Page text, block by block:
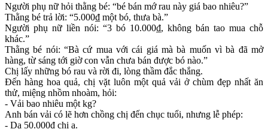
Người phụ nữ hỏi thằng bé: “bé bán mớ rau này giá bao nhiêu?”
Thằng bé trả lời: “5.000₫ một bó, thưa bà.”
Người phụ nữ liền nói: “3 bó 10.000₫, không bán tao mua chỗ
khác.”
Thằng bé nói: “Bà cứ mua với cái giá mà bà muốn vì bà đã mở
hàng, từ sáng tới giờ con vẫn chưa bán được bó nào.”
Chị lấy những bó rau và rời đi, lòng thầm đắc thắng.
Đến hàng hoa quả, chị vặt luôn một quả vải ở chùm đẹp nhất ăn
thử, miệng nhồm nhoàm, hỏi:
- Vải bao nhiêu một kg?
Anh bán vải có lẽ hơn chồng chị đến chục tuổi, nhưng lễ phép:
- Dạ 50.000đ chị ạ.